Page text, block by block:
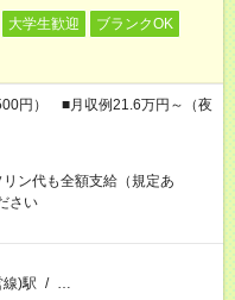
大学生歓迎
ブランクOK
円） ■月収例21.6万円～（夜
ン代も全額支給（規定あ
さい
線)駅 / …